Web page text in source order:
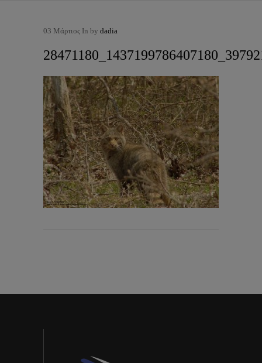
03 Μάρτιος In by dadia